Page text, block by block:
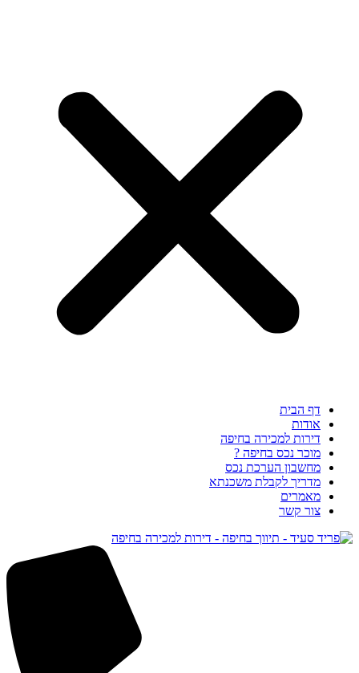
דף הבית
אודות
דירות למכירה בחיפה
מוכר נכס בחיפה ?
מחשבון הערכת נכס
מדריך לקבלת משכנתא
מאמרים
צור קשר